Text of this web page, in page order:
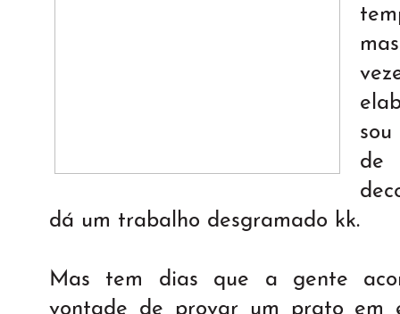
de
dá um trabalho desgramado kk.
Mas tem dias que a gente
vontade de provar um prato em